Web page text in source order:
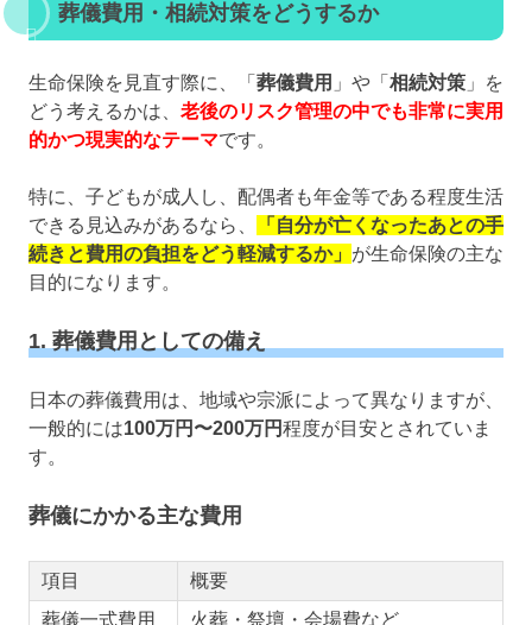
葬儀費用・相続対策をどうするか
生命保険を見直す際に、「 葬儀費用 」や「 相続対策 」を
どう考えるかは、 老後のリスク管理の中でも非常に実用
的かつ現実的なテーマです。
特に、子どもが成人し、配偶者も年金等である程度生活
できる見込みがあるなら、
「自分が亡くなったあとの手
続きと費用の負担をどう軽減するか」 が生命保険の主な
目的になります。
1. 葬儀費用としての備え
日本の葬儀費用は、地域や宗派によって異なりますが、
一般的には100万円〜200万円程度が目安とされていま
す。
葬儀にかかる主な費用
項目
概要
葬儀一式費用
火葬・祭壇・会場費など